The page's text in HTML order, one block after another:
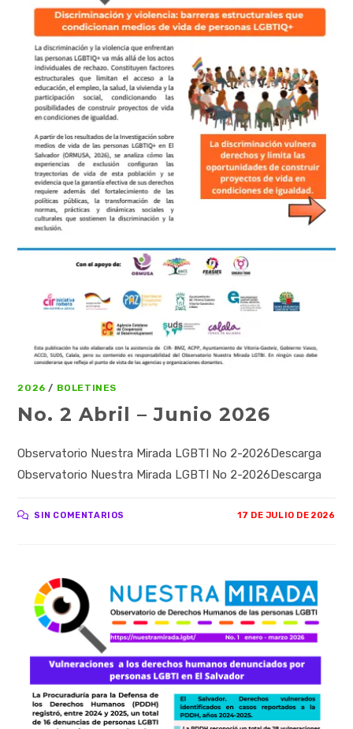
2026 / BOLETINES
No. 2 Abril – Junio 2026
Observatorio Nuestra Mirada LGBTI No 2-2026Descarga
Observatorio Nuestra Mirada LGBTI No 2-2026Descarga
SIN COMENTARIOS 17 DE JULIO DE 2026